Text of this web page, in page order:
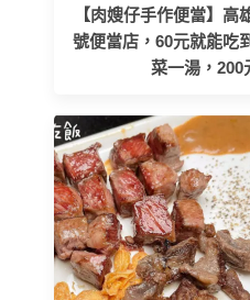
【肉嫂仔手作便當】
號便當店，60元就能吃
菜一湯，200